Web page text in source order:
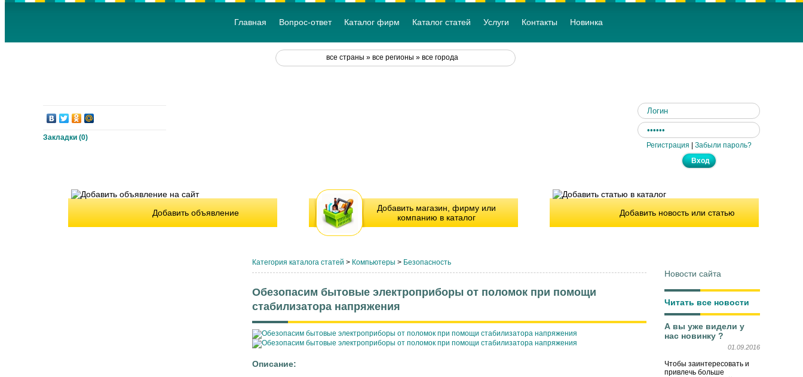
Главная Вопрос-ответ Каталог фирм Каталог статей Услуги Контакты Новинка
Закладки (0)
все страны » все регионы » все города
Регистрация | Забыли пароль?
Добавить объявление
Добавить магазин, фирму или
компанию в каталог
Добавить новость или статью
Категория каталога статей > Компьютеры > Безопасность
Обезопасим бытовые электроприборы от поломок при помощи
стабилизатора напряжения
Описание:
Новости сайта
Читать все новости
А вы уже видели у
нас новинку ?
01.09.2016
Чтобы заинтересовать и
привлечь больше